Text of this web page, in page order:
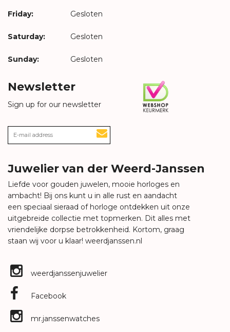
Friday: Gesloten
Saturday: Gesloten
Sunday: Gesloten
Newsletter
Sign up for our newsletter
Juwelier van der Weerd-Janssen
Liefde voor gouden juwelen, mooie horloges en
ambacht! Bij ons kunt u in alle rust en aandacht
een speciaal sieraad of horloge ontdekken uit onze
uitgebreide collectie met topmerken. Dit alles met
vriendelijke dorpse betrokkenheid. Kortom, graag
staan wij voor u klaar! weerdjanssen.nl
weerdjanssenjuwelier
Facebook
mr.janssenwatches